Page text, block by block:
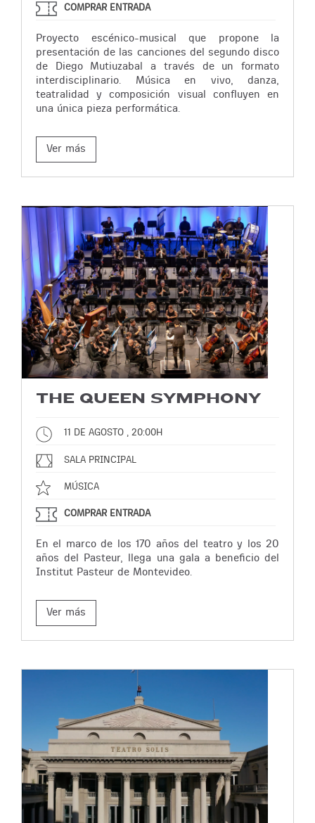
COMPRAR ENTRADA
Proyecto escénico-musical que propone la
presentación de las canciones del segundo disco
de Diego Mutiuzabal a través de un formato
interdisciplinario. Música en vivo, danza,
teatralidad y composición visual confluyen en
una única pieza performática.
Ver más
THE QUEEN SYMPHONY
11 DE AGOSTO , 20:00H
SALA PRINCIPAL
MÚSICA
COMPRAR ENTRADA
En el marco de los 170 años del teatro y los 20
años del Pasteur, llega una gala a beneficio del
Institut Pasteur de Montevideo.
Ver más